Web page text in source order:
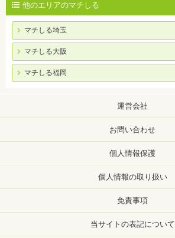
他のエリアのマチしる
マチしる埼玉
マチしる大阪
マチしる福岡
運営会社
お問い合わせ
個人情報保護
個人情報の取り扱い
免責事項
当サイトの表記について